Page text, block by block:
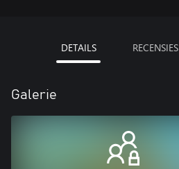
DETAILS RECENSIES
Galerie